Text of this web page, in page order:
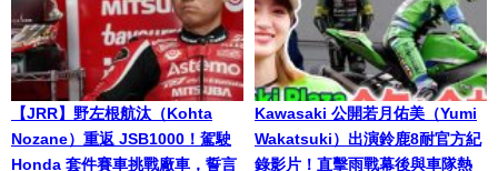
【JRR】野左根航汰（Kohta
Nozane）重返 JSB1000！駕駛
Honda 套件賽車挑戰廠車，誓言
Kawasaki 公開若月佑美（Yumi
Wakatsuki）出演鈴鹿8耐官方紀
錄影片！直擊雨戰幕後與車隊熱